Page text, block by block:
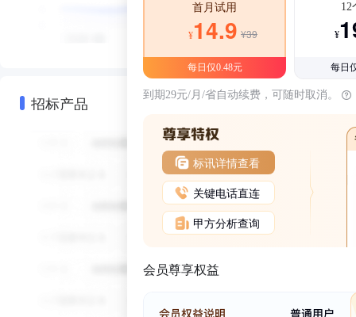
招标产品
首月试用
¥14.9 ¥39
每日仅0.48元
12
¥
每日
到期29元/月/省自动续费，可随时取消。
标讯详情查看
关键电话直连
甲方分析查询
会员尊享权益